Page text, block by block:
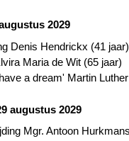
2029
Denis Hendrickx (41 jaar)
Maria de Wit (65 jaar)
a dream' Martin
augustus 2029
Mgr. Antoon